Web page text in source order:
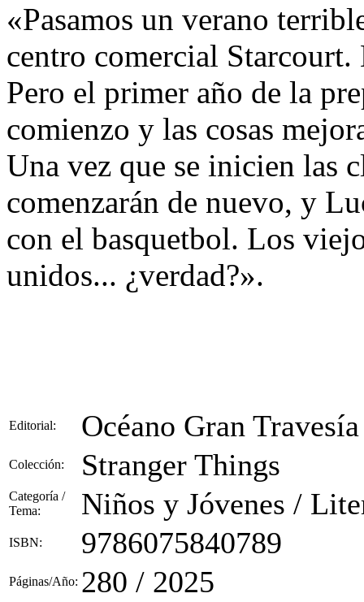
«Pasamos un verano
centro comercial
Pero el primer año de la
comienzo y las cosas
Una vez que se inicien las
comenzarán de nuevo, y
con el basquetbol. Los
unidos... ¿verdad?».
Editorial: Océano Gran Travesía
Colección: Stranger Things
Categoría /
Tema:
Niños y Jóvenes /
ISBN: 9786075840789
Páginas/Año: 280 / 2025